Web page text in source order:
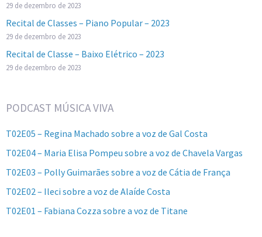
29 de dezembro de 2023
Recital de Classes – Piano Popular – 2023
29 de dezembro de 2023
Recital de Classe – Baixo Elétrico – 2023
29 de dezembro de 2023
PODCAST MÚSICA VIVA
T02E05 – Regina Machado sobre a voz de Gal Costa
T02E04 – Maria Elisa Pompeu sobre a voz de Chavela Vargas
T02E03 – Polly Guimarães sobre a voz de Cátia de França
T02E02 – Ileci sobre a voz de Alaíde Costa
T02E01 – Fabiana Cozza sobre a voz de Titane